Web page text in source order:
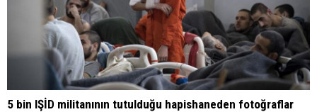
5 bin IŞİD militanının tutulduğu hapishaneden fotoğraflar